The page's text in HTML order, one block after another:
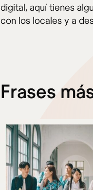
digital, aquí tienes
con los locales y a
Frases